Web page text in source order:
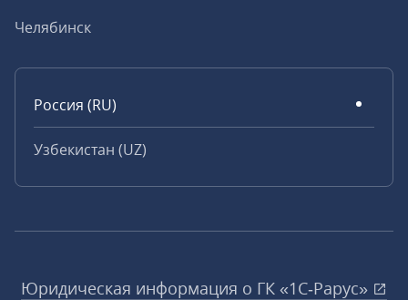
Челябинск
Россия (RU)
Узбекистан (UZ)
Юридическая информация о ГК «1С‑Рарус»